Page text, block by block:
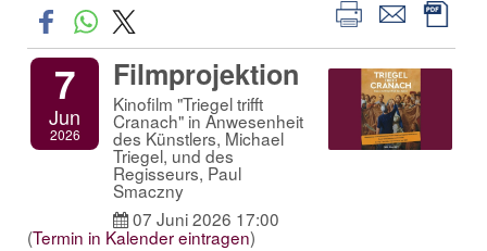
7
Jun
2026
Filmprojektion
Kinofilm "Triegel trifft
Cranach" in Anwesenheit
des Künstlers, Michael
Triegel, und des
Regisseurs, Paul
Smaczny
07 Juni 2026 17:00
(Termin in Kalender eintragen)